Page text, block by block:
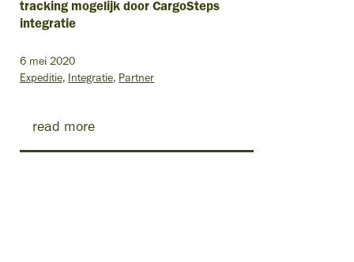
tracking mogelijk door CargoSteps
integratie
6 mei 2020
Expeditie Integratie Partner
read more